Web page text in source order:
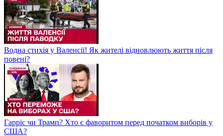
Водна стихія у Валенсії! Як жителі відновлюють життя після
повені?
Гарріс чи Трамп? Хто є фаворитом перед початком виборів у
США?